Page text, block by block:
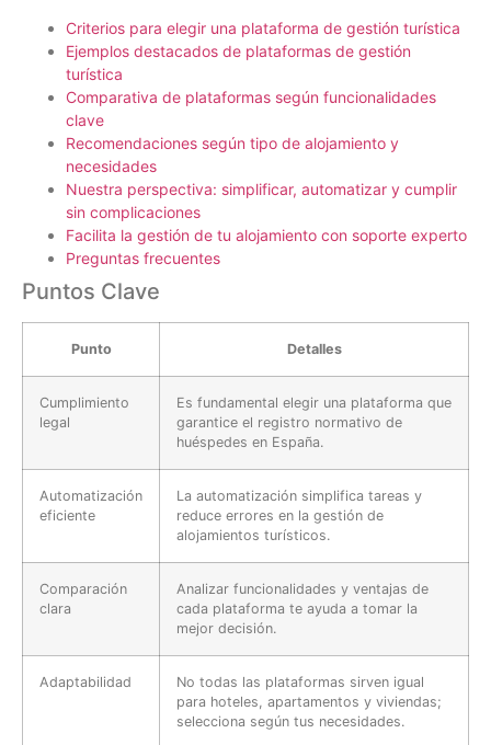
Criterios para elegir una plataforma de gestión turística
Ejemplos destacados de plataformas de gestión
turística
Comparativa de plataformas según funcionalidades
clave
Recomendaciones según tipo de alojamiento y
necesidades
Nuestra perspectiva: simplificar, automatizar y cumplir
sin complicaciones
Facilita la gestión de tu alojamiento con soporte experto
Preguntas frecuentes
Puntos Clave
Punto Detalles
Cumplimiento
legal
Es fundamental elegir una plataforma que
garantice el registro normativo de
huéspedes en España.
Automatización
eficiente
La automatización simplifica tareas y
reduce errores en la gestión de
alojamientos turísticos.
Comparación
clara
Analizar funcionalidades y ventajas de
cada plataforma te ayuda a tomar la
mejor decisión.
Adaptabilidad
No todas las plataformas sirven igual
para hoteles, apartamentos y viviendas;
selecciona según tus necesidades.